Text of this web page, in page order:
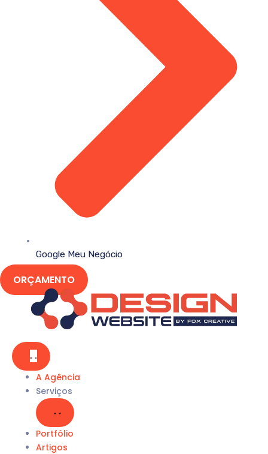
Google Meu Negócio
ORÇAMENTO
A Agência
Serviços
Portfólio
Artigos